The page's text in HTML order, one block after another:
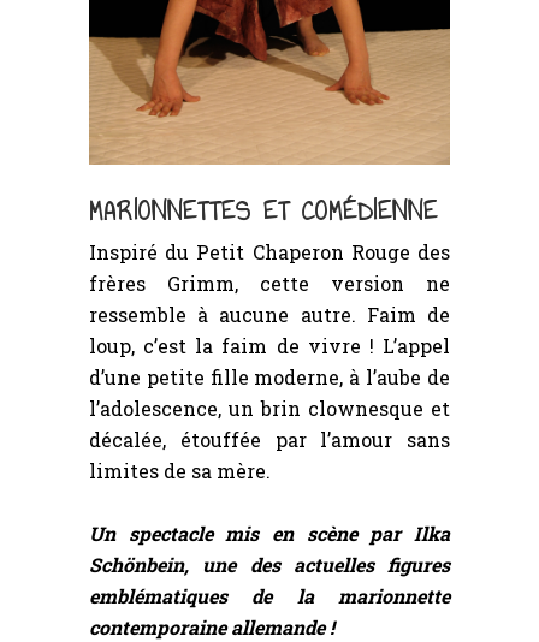
MARIONNETTES ET COMÉDIENNE
Inspiré du Petit Chaperon Rouge des
frères Grimm, cette version ne
ressemble à aucune autre. Faim de
loup, c’est la faim de vivre ! L’appel
d’une petite fille moderne, à l’aube de
l’adolescence, un brin clownesque et
décalée, étouffée par l’amour sans
limites de sa mère.
Un spectacle mis en scène par Ilka
Schönbein, une des actuelles figures
emblématiques de la marionnette
contemporaine allemande !